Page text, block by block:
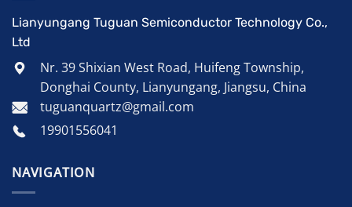
Lianyungang Tuguan Semiconductor Technology Co.,
Ltd
Nr. 39 Shixian West Road, Huifeng Township,
Donghai County, Lianyungang, Jiangsu, China
tuguanquartz@gmail.com
19901556041
NAVIGATION